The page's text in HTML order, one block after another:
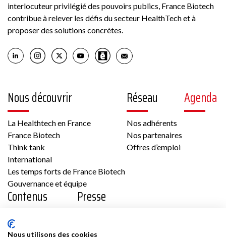
interlocuteur privilégié des pouvoirs publics, France Biotech
contribue à relever les défis du secteur HealthTech et à
proposer des solutions concrètes.
Nous découvrir
La Healthtech en France
France Biotech
Think tank
International
Les temps forts de France Biotech
Gouvernance et équipe
Réseau
Nos adhérents
Nos partenaires
Offres d’emploi
Agenda
Contenus
Vidéos
Publications
Presse
Les communiqués des Adhérents
Nous utilisons des cookies